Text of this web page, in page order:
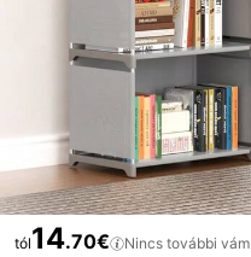
tól14.70€ Nincs további vám